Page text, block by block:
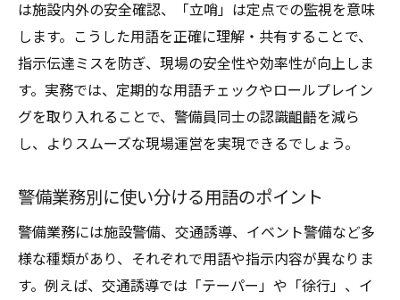
は施設内外の安全確認、「立哨」は定点での監視を意味
します。こうした用語を正確に理解・共有することで、
指示伝達ミスを防ぎ、現場の安全性や効率性が向上しま
す。実務では、定期的な用語チェックやロールプレイン
グを取り入れることで、警備員同士の認識齟齬を減ら
し、よりスムーズな現場運営を実現できるでしょう。
警備業務別に使い分ける用語のポイント
警備業務には施設警備、交通誘導、イベント警備など多
様な種類があり、それぞれで用語や指示内容が異なりま
す。例えば、交通誘導では「テーパー」や「徐行」、イ